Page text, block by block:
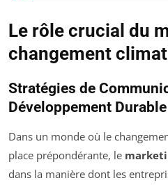
Le rôle crucial du
changement
Stratégies de
Développement Durable
Dans un monde où le
place prépondérante, le
dans la manière dont les